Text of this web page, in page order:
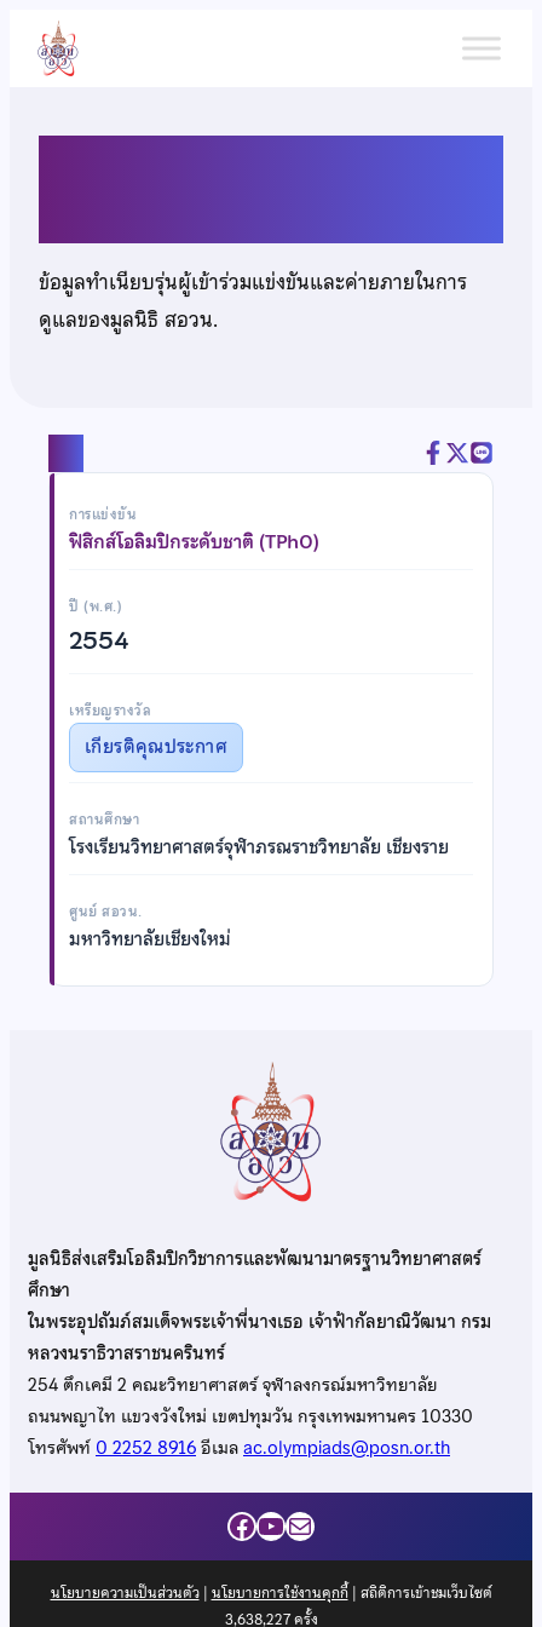
เนื้อหา
ข้อมูลทำเนียบรุ่นผู้เข้าร่วมแข่งขันและค่ายภายในการ
ดูแลของมูลนิธิ สอวน.
การแข่งขัน
ฟิสิกส์โอลิมปิกระดับชาติ (TPhO)
ปี (พ.ศ.)
2554
เหรียญรางวัล
เกียรติคุณประกาศ
สถานศึกษา
โรงเรียนวิทยาศาสตร์จุฬาภรณราชวิทยาลัย เชียงราย
ศูนย์ สอวน.
มหาวิทยาลัยเชียงใหม่
มูลนิธิส่งเสริมโอลิมปิกวิชาการและพัฒนามาตรฐานวิทยาศาสตร์
ศึกษา
ในพระอุปถัมภ์สมเด็จพระเจ้าพี่นางเธอ เจ้าฟ้ากัลยาณิวัฒนา กรม
หลวงนราธิวาสราชนครินทร์
254 ตึกเคมี 2 คณะวิทยาศาสตร์ จุฬาลงกรณ์มหาวิทยาลัย
ถนนพญาไท แขวงวังใหม่ เขตปทุมวัน กรุงเทพมหานคร 10330
โทรศัพท์0 2252 8916อีเมลac.olympiads@posn.or.th
Facebook
YouTube
Mail
นโยบายความเป็นส่วนตัว| นโยบายการใช้งานคุกกี้| สถิติการเข้าชมเว็บไซต์
3,638,227ครั้ง